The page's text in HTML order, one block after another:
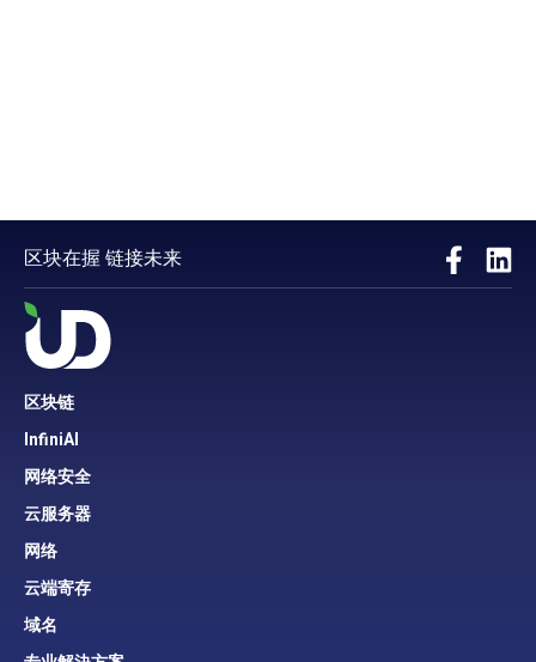
区块在握 链接未来
区块链
InfiniAI
网络安全
云服务器
网络
云端寄存
域名